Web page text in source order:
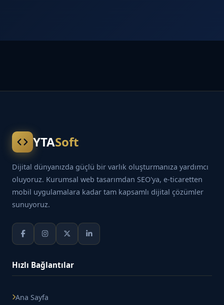
YTASoft
Dijital dünyanızda güçlü bir varlık oluşturmanıza yardımcı
oluyoruz. Kurumsal web tasarımdan SEO'ya, e-ticaretten
mobil uygulamalara kadar tam kapsamlı dijital çözümler
sunuyoruz.
Hızlı Bağlantılar
Ana Sayfa